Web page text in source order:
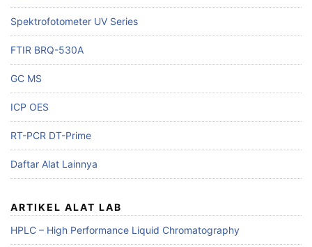
Spektrofotometer UV Series
FTIR BRQ-530A
GC MS
ICP OES
RT-PCR DT-Prime
Daftar Alat Lainnya
ARTIKEL ALAT LAB
HPLC – High Performance Liquid Chromatography